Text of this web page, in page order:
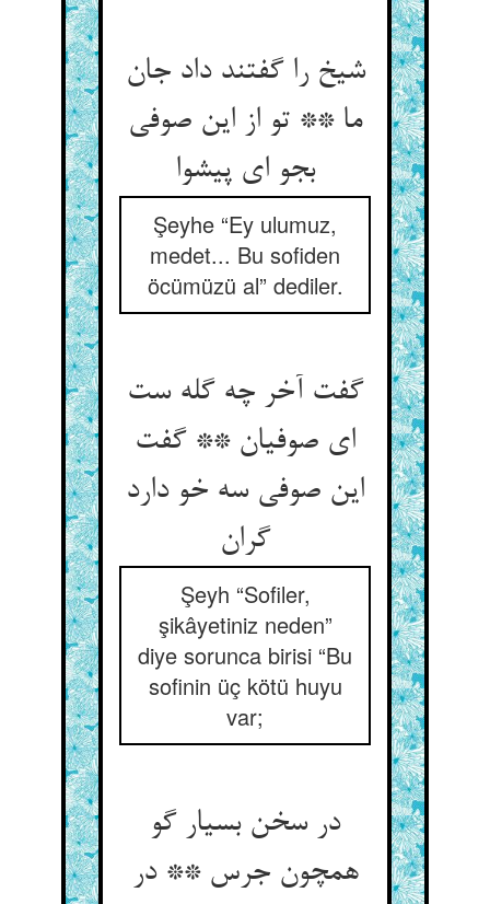
شیخ را گفتند داد جان
ما ** تو از این صوفی
بجو ای پیشوا
Şeyhe “Ey ulumuz,
medet... Bu sofiden
öcümüzü al” dediler.
گفت آخر چه گله ست
ای صوفیان ** گفت
این صوفی سه خو دارد
گران‏
Şeyh “Sofiler,
şikâyetiniz neden”
diye sorunca birisi “Bu
sofinin üç kötü huyu
var;
در سخن بسیار گو
همچون جرس ** در